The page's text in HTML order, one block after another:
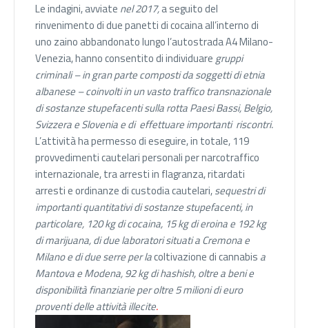
Le indagini, avviate nel 2017,a seguito del
rinvenimento di due panetti di cocaina all’interno di
uno zaino abbandonato lungo l’autostrada A4 Milano-
Venezia, hanno consentito di individuaregruppi
criminali – in gran parte composti da soggetti di etnia
albanese – coinvolti in un vasto traffico transnazionale
di sostanze stupefacenti sulla rotta Paesi Bassi, Belgio,
Svizzera e Slovenia e di effettuare importanti riscontri.
L’attività ha permesso di eseguire, in totale, 119
provvedimenti cautelari personali per narcotraffico
internazionale, tra arresti in flagranza, ritardati
arresti e ordinanze di custodia cautelari,sequestri di
importanti quantitativi di sostanze stupefacenti, in
particolare, 120 kg di cocaina, 15 kg di eroina e 192 kg
di marijuana, di due laboratori situati a Cremona e
Milano e di due serre per lacoltivazione di cannabis a
Mantova e Modena, 92 kg di hashish, oltre a beni e
disponibilità finanziarie per oltre 5 milioni di euro
proventi delle attività illecite.